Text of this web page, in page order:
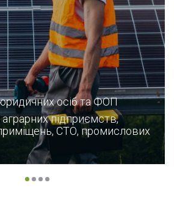
осіб та ФОП
підприємств,
СТО, промислових